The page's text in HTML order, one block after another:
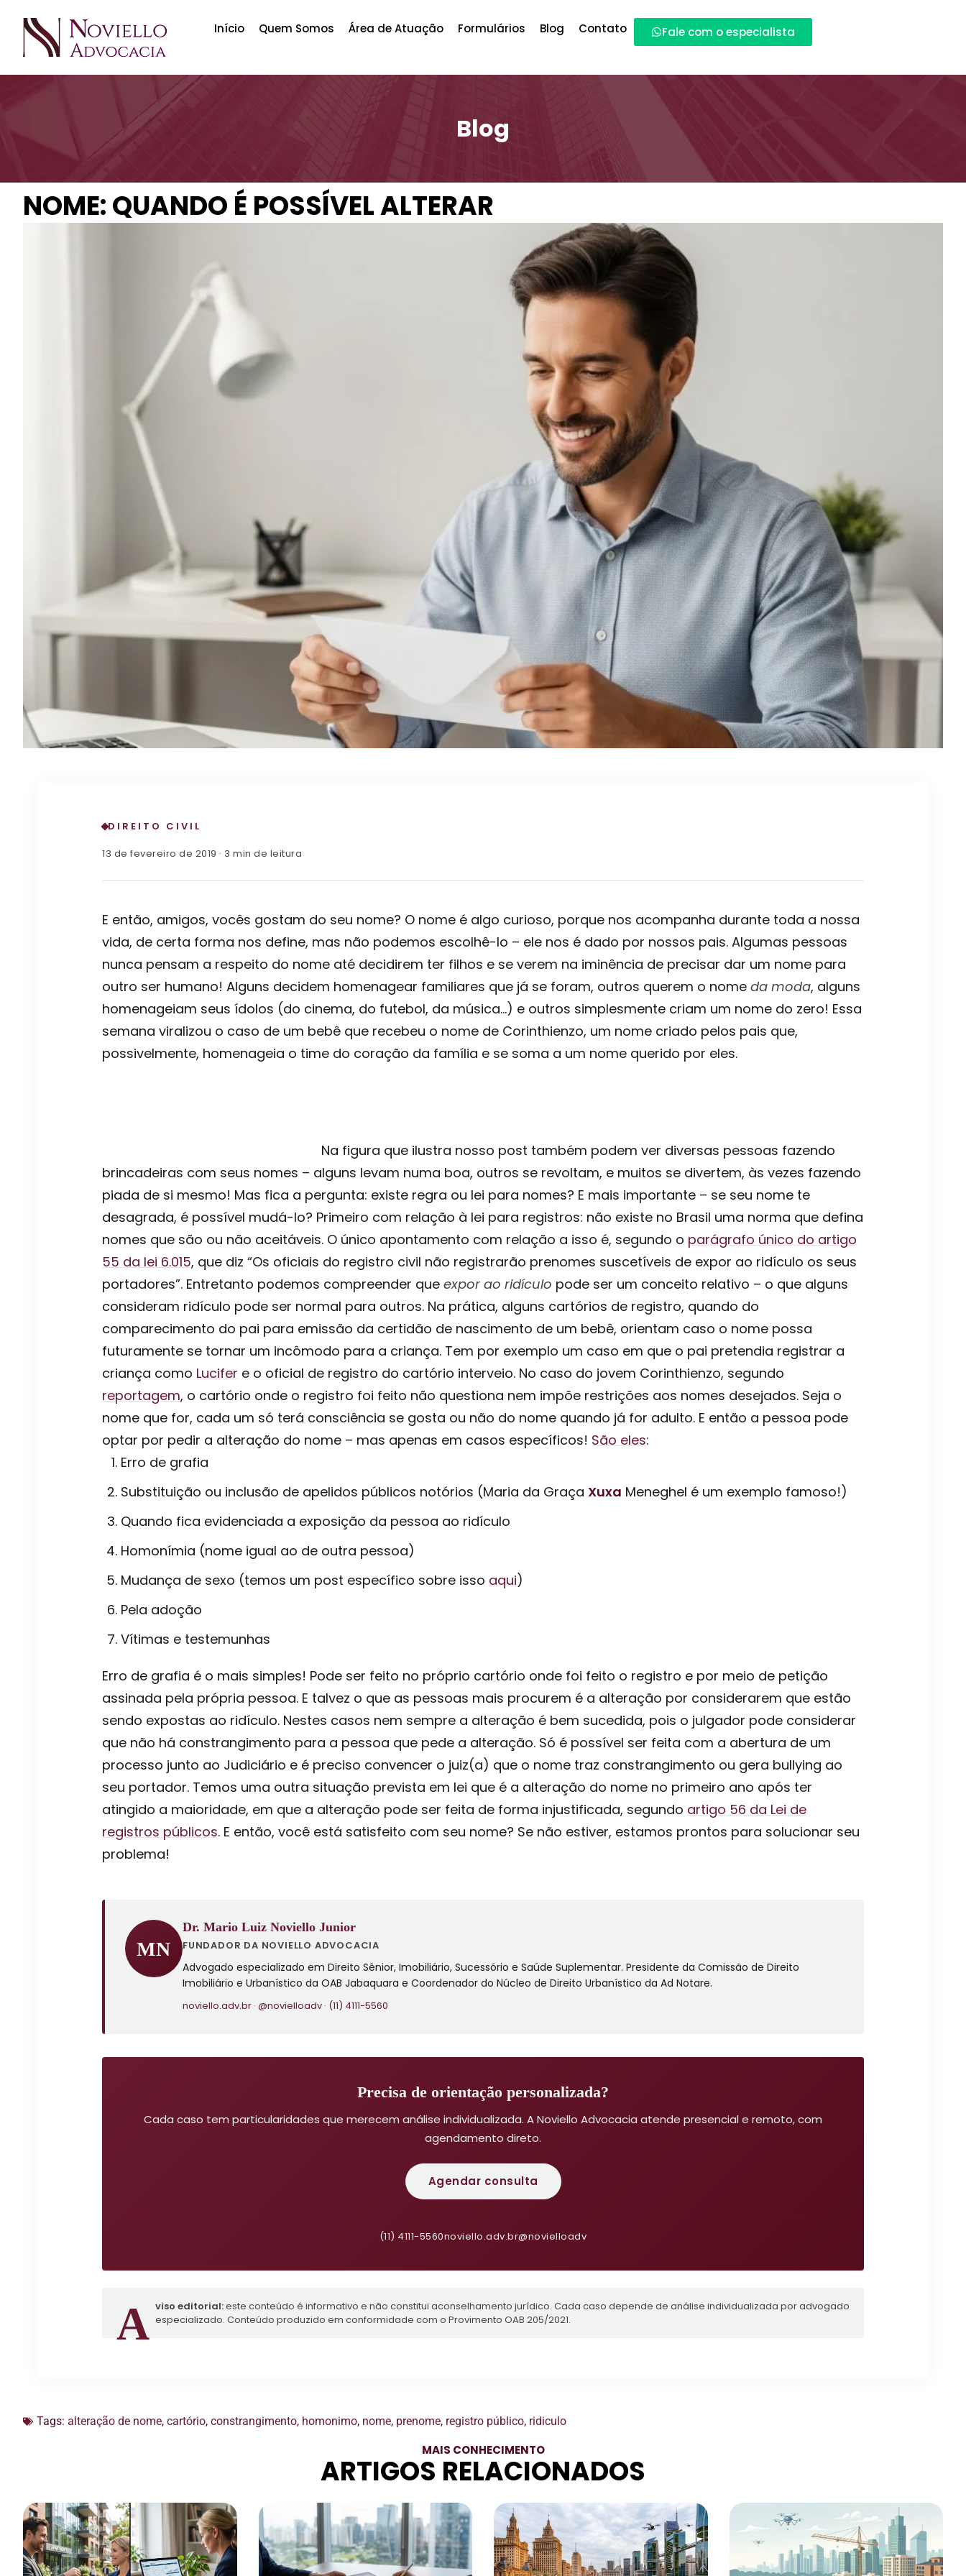
Início Quem Somos Área de Atuação Formulários Blog Contato Fale com o especialista
Blog
NOME: QUANDO É POSSÍVEL ALTERAR
DIREITO CIVIL
13 de fevereiro de 2019 · 3 min de leitura
E então, amigos, vocês gostam do seu nome? O nome é algo curioso, porque nos acompanha durante toda a nossa
vida, de certa forma nos define, mas não podemos escolhê-lo – ele nos é dado por nossos pais. Algumas pessoas
nunca pensam a respeito do nome até decidirem ter filhos e se verem na iminência de precisar dar um nome para
outro ser humano! Alguns decidem homenagear familiares que já se foram, outros querem o nome da moda, alguns
homenageiam seus ídolos (do cinema, do futebol, da música…) e outros simplesmente criam um nome do zero! Essa
semana viralizou o caso de um bebê que recebeu o nome de Corinthienzo, um nome criado pelos pais que,
possivelmente, homenageia o time do coração da família e se soma a um nome querido por eles.
Na figura que ilustra nosso post também podem ver diversas pessoas fazendo
brincadeiras com seus nomes – alguns levam numa boa, outros se revoltam, e muitos se divertem, às vezes fazendo
piada de si mesmo! Mas fica a pergunta: existe regra ou lei para nomes? E mais importante – se seu nome te
desagrada, é possível mudá-lo? Primeiro com relação à lei para registros: não existe no Brasil uma norma que defina
nomes que são ou não aceitáveis. O único apontamento com relação a isso é, segundo o parágrafo único do artigo
55 da lei 6.015, que diz “Os oficiais do registro civil não registrarão prenomes suscetíveis de expor ao ridículo os seus
portadores”. Entretanto podemos compreender que expor ao ridículo pode ser um conceito relativo – o que alguns
consideram ridículo pode ser normal para outros. Na prática, alguns cartórios de registro, quando do
comparecimento do pai para emissão da certidão de nascimento de um bebê, orientam caso o nome possa
futuramente se tornar um incômodo para a criança. Tem por exemplo um caso em que o pai pretendia registrar a
criança como Lucifer e o oficial de registro do cartório interveio. No caso do jovem Corinthienzo, segundo
reportagem, o cartório onde o registro foi feito não questiona nem impõe restrições aos nomes desejados. Seja o
nome que for, cada um só terá consciência se gosta ou não do nome quando já for adulto. E então a pessoa pode
optar por pedir a alteração do nome – mas apenas em casos específicos! São eles:
Erro de grafia
Substituição ou inclusão de apelidos públicos notórios (Maria da Graça Xuxa Meneghel é um exemplo famoso!)
Quando fica evidenciada a exposição da pessoa ao ridículo
Homonímia (nome igual ao de outra pessoa)
Mudança de sexo (temos um post específico sobre isso aqui)
Pela adoção
Vítimas e testemunhas
Erro de grafia é o mais simples! Pode ser feito no próprio cartório onde foi feito o registro e por meio de petição
assinada pela própria pessoa. E talvez o que as pessoas mais procurem é a alteração por considerarem que estão
sendo expostas ao ridículo. Nestes casos nem sempre a alteração é bem sucedida, pois o julgador pode considerar
que não há constrangimento para a pessoa que pede a alteração. Só é possível ser feita com a abertura de um
processo junto ao Judiciário e é preciso convencer o juiz(a) que o nome traz constrangimento ou gera bullying ao
seu portador. Temos uma outra situação prevista em lei que é a alteração do nome no primeiro ano após ter
atingido a maioridade, em que a alteração pode ser feita de forma injustificada, segundo artigo 56 da Lei de
registros públicos. E então, você está satisfeito com seu nome? Se não estiver, estamos prontos para solucionar seu
problema!
MN
Dr. Mario Luiz Noviello Junior
FUNDADOR DA NOVIELLO ADVOCACIA
Advogado especializado em Direito Sênior, Imobiliário, Sucessório e Saúde Suplementar. Presidente da Comissão de Direito
Imobiliário e Urbanístico da OAB Jabaquara e Coordenador do Núcleo de Direito Urbanístico da Ad Notare.
noviello.adv.br · @novielloadv · (11) 4111-5560
Precisa de orientação personalizada?
Cada caso tem particularidades que merecem análise individualizada. A Noviello Advocacia atende presencial e remoto, com
agendamento direto.
Agendar consulta
(11) 4111-5560noviello.adv.br@novielloadv
Aviso editorial:este conteúdo é informativo e não constitui aconselhamento jurídico. Cada caso depende de análise individualizada por advogado
especializado. Conteúdo produzido em conformidade com o Provimento OAB 205/2021.
Tags: alteração de nome, cartório, constrangimento, homonimo, nome, prenome, registro público, ridiculo
MAIS CONHECIMENTO
ARTIGOS RELACIONADOS